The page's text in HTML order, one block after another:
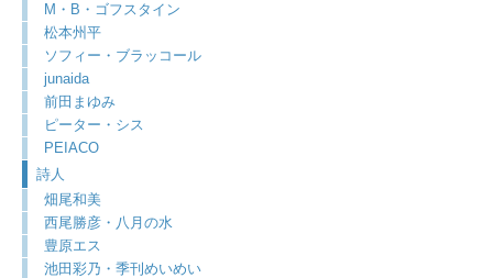
M・B・ゴフスタイン
松本州平
ソフィー・ブラッコール
junaida
前田まゆみ
ピーター・シス
PEIACO
詩人
畑尾和美
西尾勝彦・八月の水
豊原エス
池田彩乃・季刊めいめい